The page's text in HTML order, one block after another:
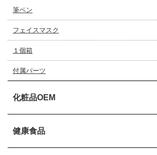
筆ペン
フェイスマスク
１個箱
付属パーツ
化粧品OEM
健康食品